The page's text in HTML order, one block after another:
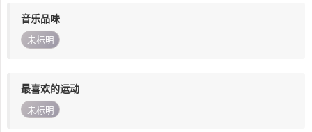
音乐品味
未标明
最喜欢的运动
未标明